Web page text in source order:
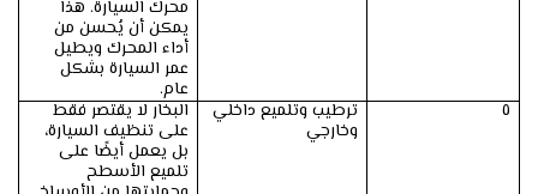
محرك السيارة. هذا
يمكن أن يُحسن من
أداء المحرك ويطيل
عمر السيارة بشكل
عام.
٥
ترطيب وتلميع داخلي
وخارجي
البخار لا يقتصر فقط
على تنظيف السيارة،
بل يعمل أيضًا على
تلميع الأسطح